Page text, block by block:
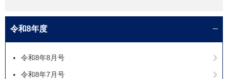
令和8年度
令和8年8月号
令和8年7月号